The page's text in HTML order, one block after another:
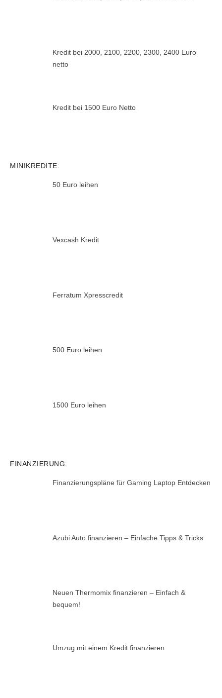
Kredit bei 2000, 2100, 2200, 2300, 2400 Euro
netto
Kredit bei 1500 Euro Netto
MINIKREDITE:
50 Euro leihen
Vexcash Kredit
Ferratum Xpresscredit
500 Euro leihen
1500 Euro leihen
FINANZIERUNG:
Finanzierungspläne für Gaming Laptop Entdecken
Azubi Auto finanzieren – Einfache Tipps & Tricks
Neuen Thermomix finanzieren – Einfach &
bequem!
Umzug mit einem Kredit finanzieren